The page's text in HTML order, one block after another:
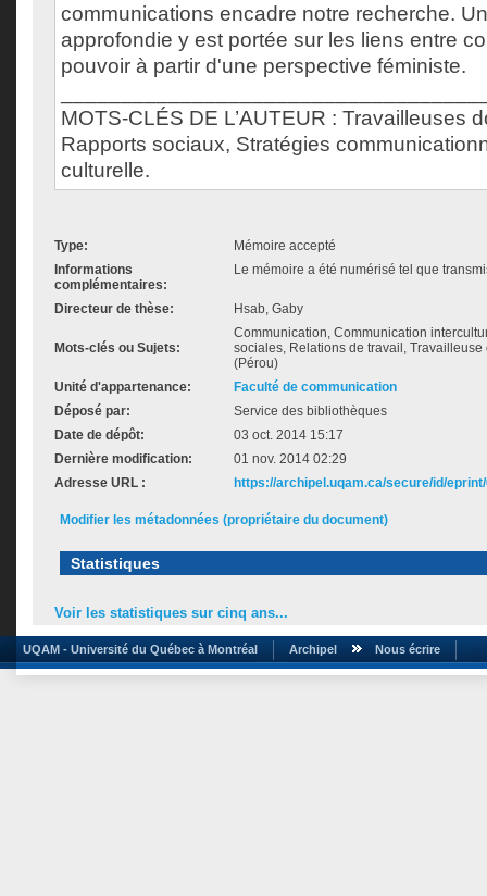
communications encadre notre recherche.
approfondie y est portée sur les liens entre
pouvoir à partir d'une perspective féministe.
MOTS-CLÉS DE L’AUTEUR : Travailleuses
Rapports sociaux, Stratégies
culturelle.
Type:
Mémoire accepté
Informations
complémentaires:
Le mémoire a été numérisé tel que
Directeur de thèse: Hsab, Gaby
Mots-clés ou Sujets:
Communication, Communication
sociales, Relations de travail,
(Pérou)
Unité d'appartenance:
Faculté de communication
Déposé par:
Service des bibliothèques
Date de dépôt:
03 oct. 2014 15:17
Dernière modification:
01 nov. 2014 02:29
Adresse URL :
https://archipel.uqam.ca/secure/id/
Modifier les métadonnées (propriétaire du document)
Statistiques
Voir les statistiques sur cinq ans...
UQAM - Université du Québec à Montréal Archipel Nous écrire